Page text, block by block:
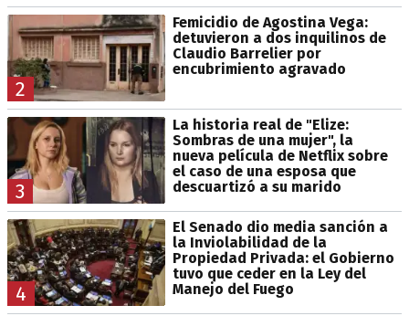
2
Femicidio de Agostina Vega:
detuvieron a dos inquilinos de
Claudio Barrelier por
encubrimiento agravado
3
La historia real de "Elize:
Sombras de una mujer", la
nueva película de Netflix sobre
el caso de una esposa que
descuartizó a su marido
4
El Senado dio media sanción a
la Inviolabilidad de la
Propiedad Privada: el Gobierno
tuvo que ceder en la Ley del
Manejo del Fuego